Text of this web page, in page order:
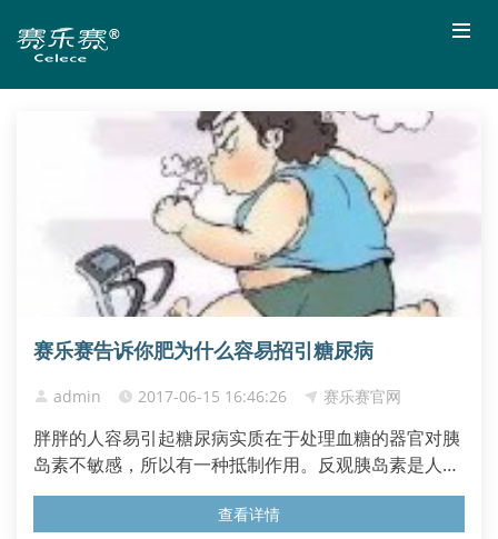
赛乐赛告诉你肥为什么容易招引糖尿病
admin 2017-06-15 16:46:26 赛乐赛官网
胖胖的人容易引起糖尿病实质在于处理血糖的器官对胰
岛素不敏感，所以有一种抵制作用。反观胰岛素是人体
内最主要的降血糖激素。只有依赖胰岛素，血糖才能进
入细胞，供人体的使用，同时血液中的葡萄糖水平被胰
查看详情